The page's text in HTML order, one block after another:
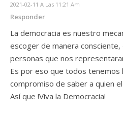
2021-02-11 A Las 11:21 Am
Responder
La democracia es nuestro
escoger de manera
personas que nos
Es por eso que todos tenemos
compromiso de saber a quien
Así que !Viva la Democracia!